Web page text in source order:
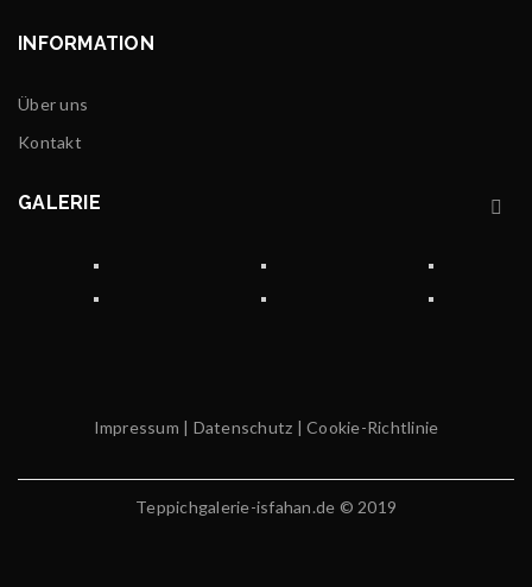
INFORMATION
Über uns
Kontakt
GALERIE
Impressum | Datenschutz |Cookie-Richtlinie
Teppichgalerie-isfahan.de © 2019